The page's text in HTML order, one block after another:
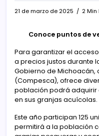
21 de marzo de 2025 2 Min
Conoce puntos de
Para garantizar el
a precios justos durante
Gobierno de Michoacán,
(Compesca), ofrece
población podrá
en sus granjas acuícolas.
Este año participan 125
permitirá a la población